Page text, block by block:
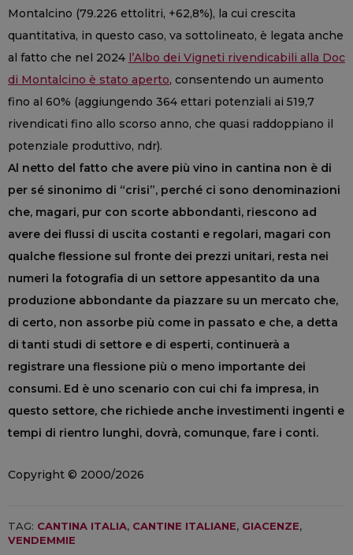
Montalcino (79.226 ettolitri, +62,8%), la cui crescita
quantitativa, in questo caso, va sottolineato, è legata anche
al fatto che nel 2024 l’Albo dei Vigneti rivendicabili alla Doc
di Montalcino è stato aperto, consentendo un aumento
fino al 60% (aggiungendo 364 ettari potenziali ai 519,7
rivendicati fino allo scorso anno, che quasi raddoppiano il
potenziale produttivo, ndr).
Al netto del fatto che avere più vino in cantina non è di
per sé sinonimo di “crisi”, perché ci sono denominazioni
che, magari, pur con scorte abbondanti, riescono ad
avere dei flussi di uscita costanti e regolari, magari con
qualche flessione sul fronte dei prezzi unitari, resta nei
numeri la fotografia di un settore appesantito da una
produzione abbondante da piazzare su un mercato che,
di certo, non assorbe più come in passato e che, a detta
di tanti studi di settore e di esperti, continuerà a
registrare una flessione più o meno importante dei
consumi. Ed è uno scenario con cui chi fa impresa, in
questo settore, che richiede anche investimenti ingenti e
tempi di rientro lunghi, dovrà, comunque, fare i conti.
Copyright © 2000/2026
TAG: CANTINA ITALIA, CANTINE ITALIANE, GIACENZE,
VENDEMMIE